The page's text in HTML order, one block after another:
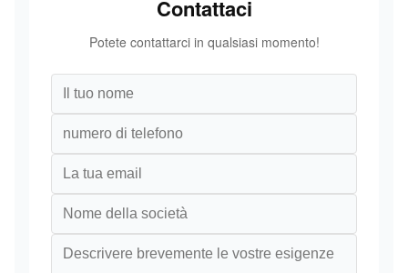
Contattaci
Potete contattarci in qualsiasi momento!